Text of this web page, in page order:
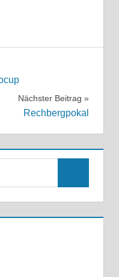
Nächster Beitrag
Rechbergpokal